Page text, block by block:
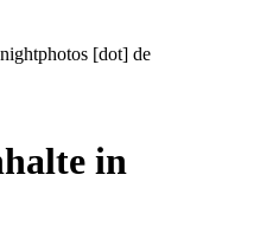
[dot] de
in